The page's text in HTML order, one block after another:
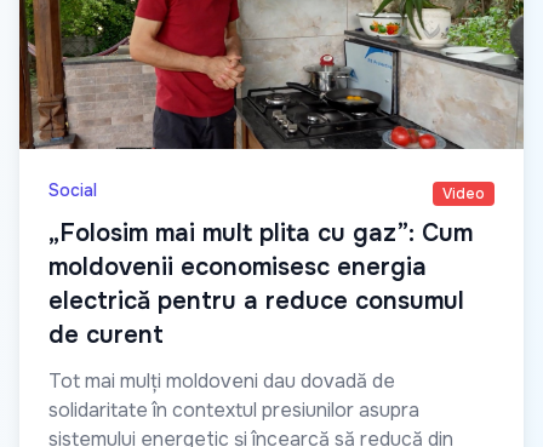
Social Video
„Folosim mai mult plita cu gaz”: Cum
moldovenii economisesc energia
electrică pentru a reduce consumul
de curent
Tot mai mulți moldoveni dau dovadă de
solidaritate în contextul presiunilor asupra
sistemului energetic și încearcă să reducă din